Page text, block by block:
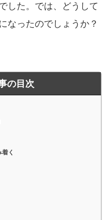
した。では、どうして
なったのでしょうか？
の目次
く